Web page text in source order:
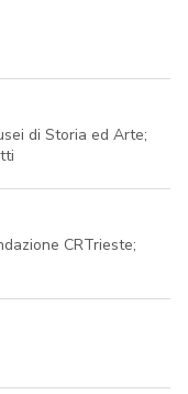
di Storia ed Arte;
CRTrieste;